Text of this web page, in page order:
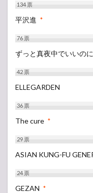
134票
平沢進 *
76票
ずっと真夜中でいいのに
42票
ELLEGARDEN
36票
The cure *
29票
ASIAN KUNG-FU
24票
GEZAN *